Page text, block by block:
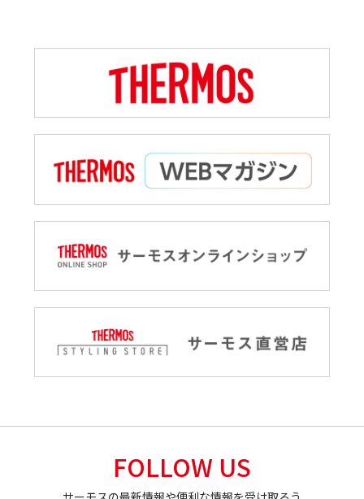
FOLLOW US